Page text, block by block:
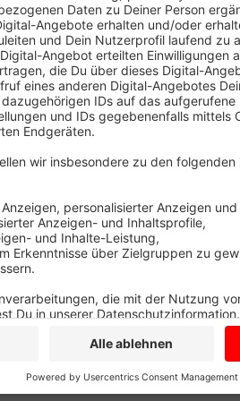
Die Festmesse am Sonntag (23.
v=VKsvRpKZWmQ
Das Hochamt am Montag (24. Mai)
v=sWZoT2R1XMk